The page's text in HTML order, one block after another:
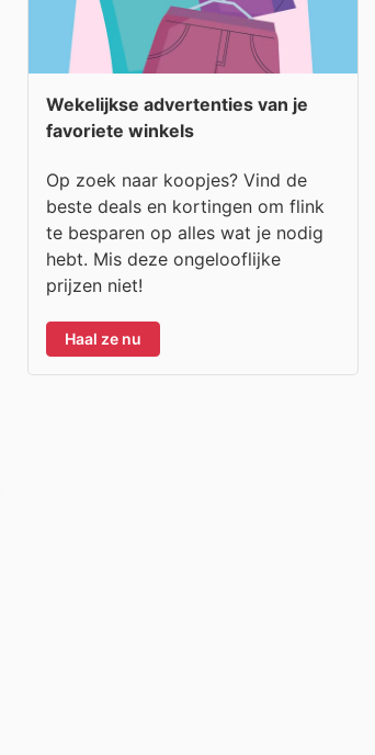
Wekelijkse advertenties van je
favoriete winkels
Op zoek naar koopjes? Vind de
beste deals en kortingen om flink
te besparen op alles wat je nodig
hebt. Mis deze ongelooflijke
prijzen niet!
Haal ze nu